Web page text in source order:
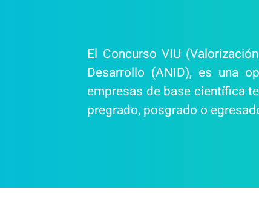
El Concurso VIU
Desarrollo (ANID), es una
empresas de base científica
pregrado, posgrado o